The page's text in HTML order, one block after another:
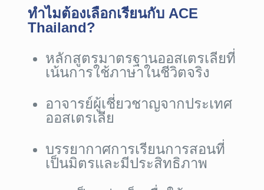
ทำไมต้องเลือกเรียนกับ ACE
Thailand?
หลักสูตรมาตรฐานออสเตรเลียที่
เน้นการใช้ภาษาในชีวิตจริง
อาจารย์ผู้เชี่ยวชาญจากประเทศ
ออสเตรเลีย
บรรยากาศการเรียนการสอนที่
เป็นมิตรและมีประสิทธิภาพ